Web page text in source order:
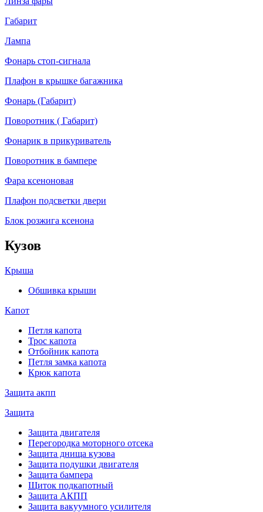
Габарит
Лампа
Фонарь стоп-сигнала
Плафон в крышке багажника
Фонарь (Габарит)
Поворотник ( Габарит)
Фонарик в прикуриватель
Поворотник в бампере
Фара ксеноновая
Плафон подсветки двери
Блок розжига ксенона
Кузов
Крыша
Обшивка крыши
Капот
Петля капота
Трос капота
Отбойник капота
Петля замка капота
Крюк капота
Защита акпп
Защита
Защита двигателя
Перегородка моторного отсека
Защита днища кузова
Защита подушки двигателя
Защита бампера
Щиток подкапотный
Защита АКПП
Защита вакуумного усилителя